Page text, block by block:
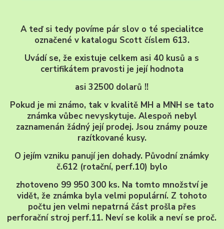
A teď si tedy povíme pár slov o té specialitce
označené v katalogu Scott číslem 613.
Uvádí se, že existuje celkem asi 40 kusů a s
certifikátem pravosti je její hodnota
asi 32500 dolarů !!
Pokud je mi známo, tak v kvalitě MH a MNH se tato
známka vůbec nevyskytuje. Alespoň nebyl
zaznamenán žádný její prodej. Jsou známy pouze
razítkované kusy.
O jejím vzniku panují jen dohady. Původní známky
č.612 (rotační, perf.10) bylo
zhotoveno 99 950 300 ks. Na tomto množství je
vidět, že známka byla velmi populární. Z tohoto
počtu jen velmi nepatrná část prošla přes
perforační stroj perf.11. Neví se kolik a neví se proč.